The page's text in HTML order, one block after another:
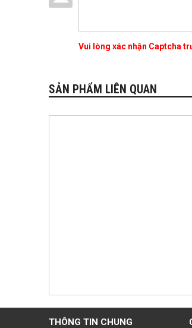
Vui lòng xác nhận Captcha
SẢN PHẨM LIÊN QUAN
THÔNG TIN CHUNG